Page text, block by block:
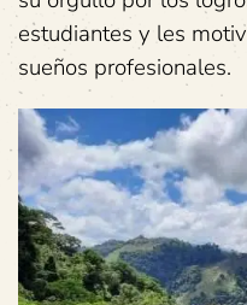
estudiantes y les
sueños profesionales.